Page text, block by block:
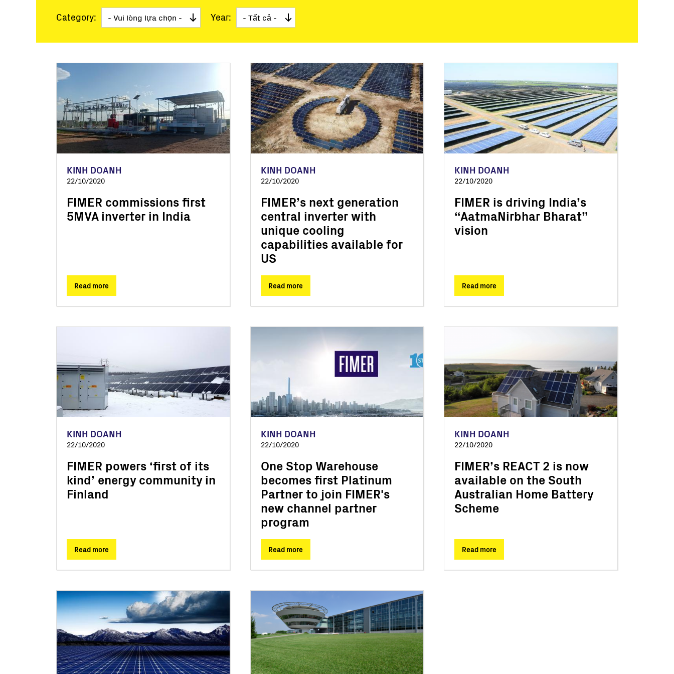
Lưới điện siêu nhỏ
Các trạm chìa khóa trao tay
Giám sát và Điều khiển
Hết sản xuất
Giải pháp Lưới điện siêu nhỏ
BESS Solutions
Category: Year:
KINH DOANH
22/10/2020
FIMER commissions first
5MVA inverter in India
Read more
KINH DOANH
22/10/2020
FIMER’s next generation
central inverter with
unique cooling
capabilities available for
US
Read more
KINH DOANH
22/10/2020
FIMER is driving India’s
“AatmaNirbhar Bharat”
vision
Read more
KINH DOANH
22/10/2020
FIMER powers ‘first of its
kind’ energy community in
Finland
Read more
KINH DOANH
22/10/2020
One Stop Warehouse
becomes first Platinum
Partner to join FIMER's
new channel partner
program
Read more
KINH DOANH
22/10/2020
FIMER’s REACT 2 is now
available on the South
Australian Home Battery
Scheme
Read more